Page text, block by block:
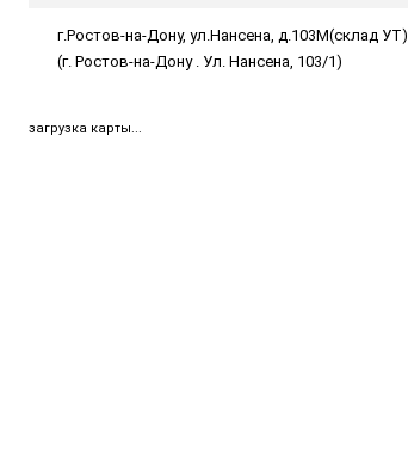
г.Ростов-на-Дону, ул.Нансена, д.103М(склад УТ)
(г. Ростов-на-Дону . Ул. Нансена, 103/1)
загрузка карты...